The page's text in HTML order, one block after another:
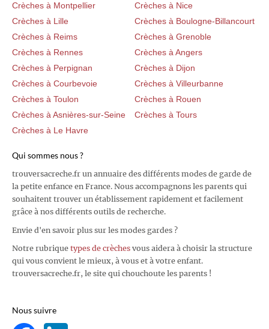
Crèches à Montpellier
Crèches à Nice
Crèches à Lille
Crèches à Boulogne-Billancourt
Crèches à Reims
Crèches à Grenoble
Crèches à Rennes
Crèches à Angers
Crèches à Perpignan
Crèches à Dijon
Crèches à Courbevoie
Crèches à Villeurbanne
Crèches à Toulon
Crèches à Rouen
Crèches à Asnières-sur-Seine
Crèches à Tours
Crèches à Le Havre
Qui sommes nous ?
trouversacreche.fr un annuaire des différents modes de garde de
la petite enfance en France. Nous accompagnons les parents qui
souhaitent trouver un établissement rapidement et facilement
grâce à nos différents outils de recherche.
Envie d'en savoir plus sur les modes gardes ?
Notre rubrique types de crèches vous aidera à choisir la structure
qui vous convient le mieux, à vous et à votre enfant.
trouversacreche.fr, le site qui chouchoute les parents !
Nous suivre